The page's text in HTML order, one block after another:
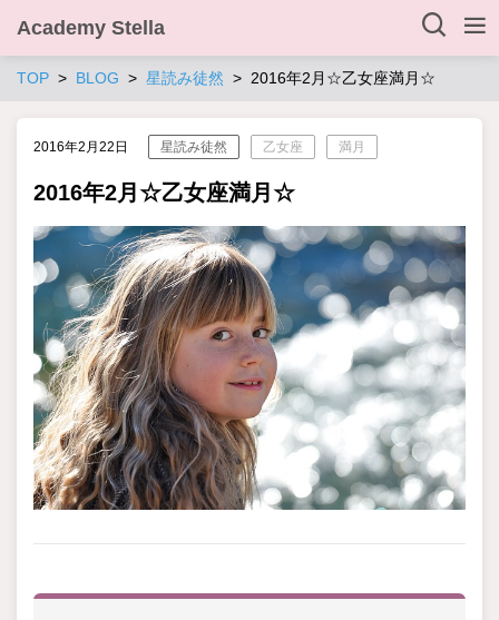
Academy Stella
TOP BLOG 星読み徒然 2016年2月☆乙女座満月☆
2016年2月22日 星読み徒然 乙女座 満月
2016年2月☆乙女座満月☆